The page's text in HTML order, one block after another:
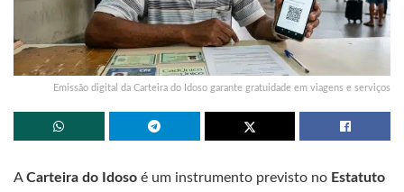
Emissão digital da Carteira do Idoso garante gratuidade em viagens e serviços
ACarteira do Idoso é um instrumento previsto no Estatuto